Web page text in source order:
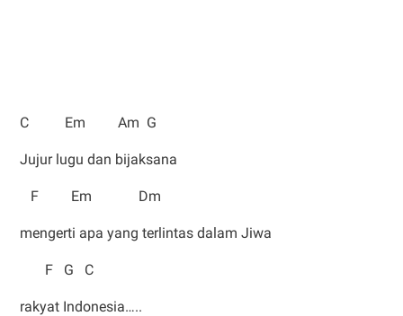
C Em Am G
Jujur lugu dan bijaksana
F Em Dm
mengerti apa yang terlintas dalam Jiwa
F G C
rakyat Indonesia…..